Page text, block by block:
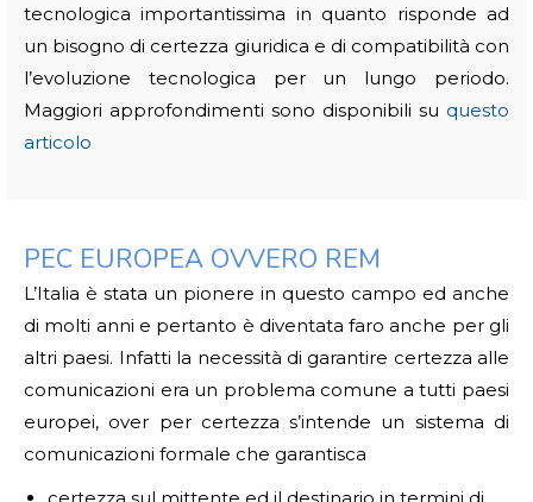
tecnologica importantissima in quanto risponde ad
un bisogno di certezza giuridica e di compatibilità con
l’evoluzione tecnologica per un lungo periodo.
Maggiori approfondimenti sono disponibili su questo
articolo
PEC EUROPEA OVVERO REM
L’Italia è stata un pionere in questo campo ed anche
di molti anni e pertanto è diventata faro anche per gli
altri paesi. Infatti la necessità di garantire certezza alle
comunicazioni era un problema comune a tutti paesi
europei, over per certezza s’intende un sistema di
comunicazioni formale che garantisca
certezza sul mittente ed il destinario in termini di